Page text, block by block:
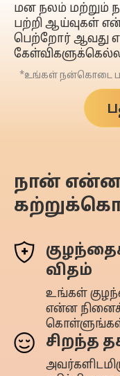
மன நலம் மற்றும்
பற்றி ஆய்வுகள்
பெற்றோர் ஆவது
*உங்கள் நன்கொடை பல
நான்
விதம்
உங்கள்
என்ன
சிறந்த